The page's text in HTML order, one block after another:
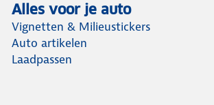
Alles voor je auto
Vignetten & Milieustickers
Auto artikelen
Laadpassen